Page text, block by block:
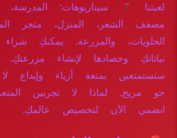
لعبتنا 7 سيناريوهات:
مصفف الشعر، المنزل، متجر
الحلويات، والمزرعة. يمكنكِ
نباتاتكِ وحصادها لإنشاء
ستستمتعين بمتعة أزياء
جو مريح, لماذا لا تجربين
انضمي الآن لتخصيص عالمكِ.